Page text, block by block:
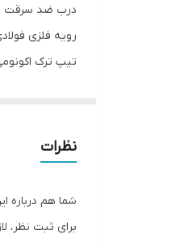
درب ضد سرقت
رویه فلزی
تیپ ترک اکونومی
کف ۱۸
عایق برودتی و
نظرات
شما هم درباره
برای ثبت نظر،